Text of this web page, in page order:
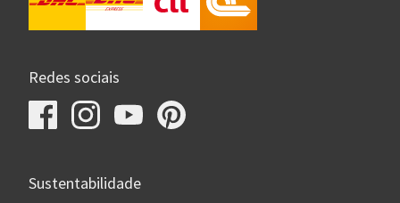
Redes sociais
Sustentabilidade